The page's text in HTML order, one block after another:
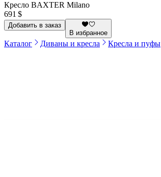
Кресло BAXTER Milano
691 $
Добавить в заказ
В избранное
Каталог Диваны и кресла Кресла и пуфы